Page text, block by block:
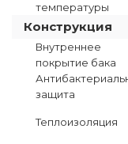
температуры
Конструкция
Внутреннее
покрытие бака
защита
Теплоизоляция